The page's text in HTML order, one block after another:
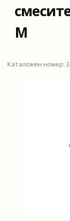
M
Каталожен номер: